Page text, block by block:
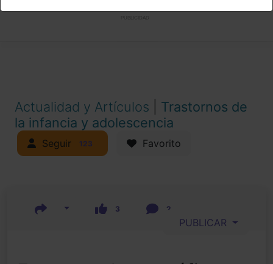
Actualidad y Artículos
Trastornos de
la infancia y adolescencia
Seguir 123 Favorito
3 2
PUBLICAR